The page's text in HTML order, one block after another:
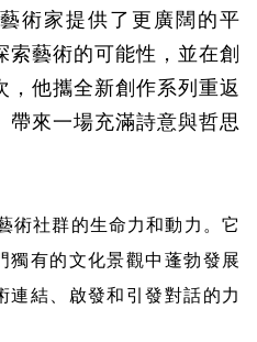
術家提供了更廣闊的平
藝術的可能性，並在創
，他攜全新創作系列重返
帶來一場充滿詩意與哲思
術社群的生命力和動力。它
獨有的文化景觀中蓬勃發展
連結、啟發和引發對話的力